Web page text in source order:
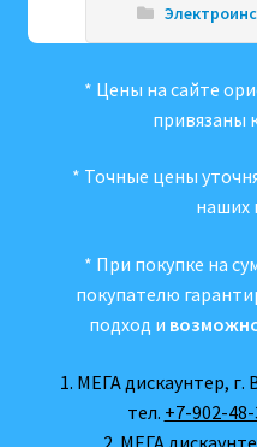
* Цены на сайте
привязаны
* Точные цены
наших
* При покупке на
покупателю
подход и
1. МЕГА дискаунтер, г.
тел. +7-902-
2. МЕГА